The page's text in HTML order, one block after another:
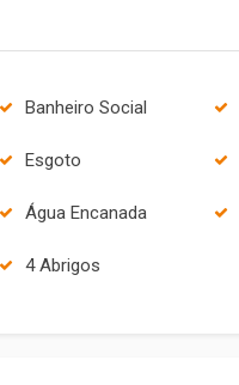
Banheiro Social
Esgoto
Água Encanada
4 Abrigos